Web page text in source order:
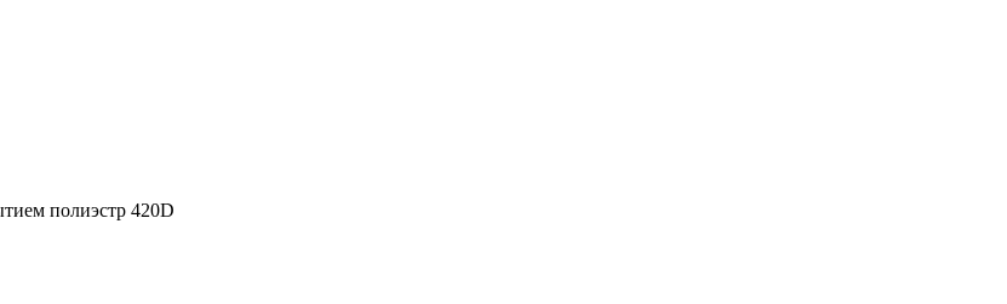
полиэстр 420D